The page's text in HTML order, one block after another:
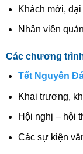
Khách mời, đại
Nhân viên
Các chương
Tết Nguyên
Khai trương,
Hội nghị – hội
Các sự kiện